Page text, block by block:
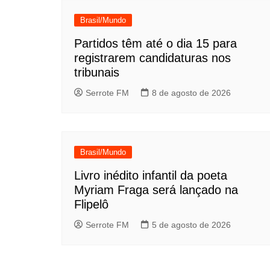
Brasil/Mundo
Partidos têm até o dia 15 para
registrarem candidaturas nos
tribunais
Serrote FM 8 de agosto de 2026
Brasil/Mundo
Livro inédito infantil da poeta
Myriam Fraga será lançado na
Flipelô
Serrote FM 5 de agosto de 2026